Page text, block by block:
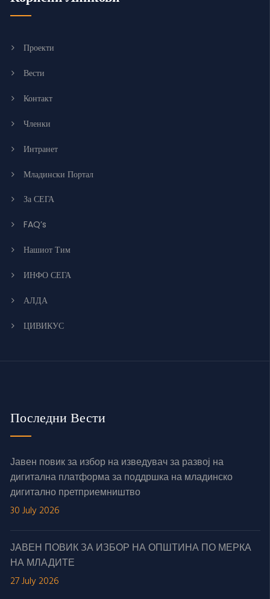
Проекти
Вести
Контакт
Членки
Интранет
Младински Портал
За СЕГА
FAQ’s
Нашиот Тим
ИНФО СЕГА
АЛДА
ЦИВИКУС
Последни Вести
Јавен повик за избор на изведувач за развој на
дигитална платформа за поддршка на младинско
дигитално претприемништво
30 July 2026
ЈАВЕН ПОВИК ЗА ИЗБОР НА ОПШТИНА ПО МЕРКА
НА МЛАДИТЕ
27 July 2026